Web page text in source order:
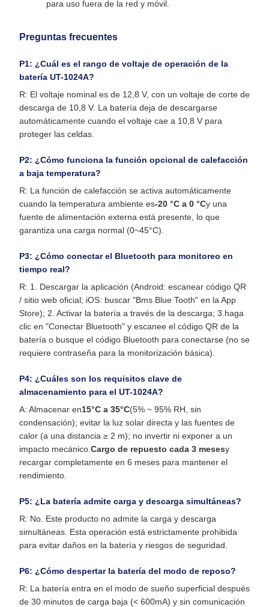
para uso fuera de la red y móvil.
Preguntas frecuentes
P1: ¿Cuál es el rango de voltaje de operación de la
batería UT-1024A?
R: El voltaje nominal es de 12,8 V, con un voltaje de corte de
descarga de 10,8 V. La batería deja de descargarse
automáticamente cuando el voltaje cae a 10,8 V para
proteger las celdas.
P2: ¿Cómo funciona la función opcional de calefacción
a baja temperatura?
R: La función de calefacción se activa automáticamente
cuando la temperatura ambiente es-20 °C a 0 °Cy una
fuente de alimentación externa está presente, lo que
garantiza una carga normal (0~45°C).
P3: ¿Cómo conectar el Bluetooth para monitoreo en
tiempo real?
R: 1. Descargar la aplicación (Android: escanear código QR
/ sitio web oficial; iOS: buscar "Bms Blue Tooth" en la App
Store); 2. Activar la batería a través de la descarga; 3.haga
clic en "Conectar Bluetooth" y escanee el código QR de la
batería o busque el código Bluetooth para conectarse (no se
requiere contraseña para la monitorización básica).
P4: ¿Cuáles son los requisitos clave de
almacenamiento para el UT-1024A?
A: Almacenar en15°C a 35°C(5% ~ 95% RH, sin
condensación); evitar la luz solar directa y las fuentes de
calor (a una distancia ≥ 2 m); no invertir ni exponer a un
impacto mecánico. Cargo de repuesto cada 3 mesesy
recargar completamente en 6 meses para mantener el
rendimiento.
P5: ¿La batería admite carga y descarga simultáneas?
R: No. Este producto no admite la carga y descarga
simultáneas. Esta operación está estrictamente prohibida
para evitar daños en la batería y riesgos de seguridad.
P6: ¿Cómo despertar la batería del modo de reposo?
R: La batería entra en el modo de sueño superficial después
de 30 minutos de carga baja (< 600mA) y sin comunicación